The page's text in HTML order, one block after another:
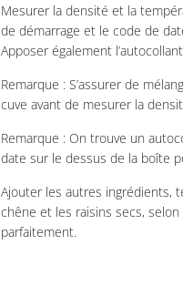
Mesurer la densité et la
de démarrage et le code de
Apposer également
Remarque : S’assurer de
cuve avant de mesurer la
Remarque : On trouve un
date sur le dessus de la boîte
Ajouter les autres ingrédients,
chêne et les raisins secs,
parfaitement.